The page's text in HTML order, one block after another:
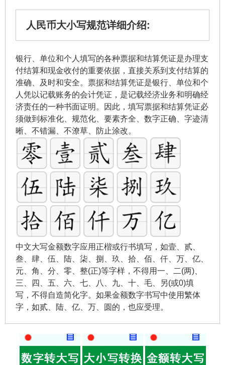
人民币大小写规范详细介绍:
银行、单位和个人填写的各种票据和结算凭证是办理支
付结算和现金收付的重要依据，直接关系到支付结算的
准确、及时和安全。票据和结算凭证是银行、单位和个
人凭以记载账务的会计凭证，是记载经济业务和明确经
济责任的一种书面证明。因此，填写票据和结算凭证必
须做到标准化、规范化、要素齐全、数字正确、字迹清
晰、不错漏、不潦草、防止涂改。
中文大写金额数字应用正楷或行书填写，如壹、贰、
叁、肆、伍、陆、柒、捌、玖、拾、佰、仟、万、亿、
元、角、分、零、整(正)等字样，不得用一、二(两)、
三、四、五、六、七、八、九、十、毛、另(或0)填
写，不得自造简化字。如果金额数字书写中使用繁体
字，如贰、陆、亿、万、圆的，也应受理。